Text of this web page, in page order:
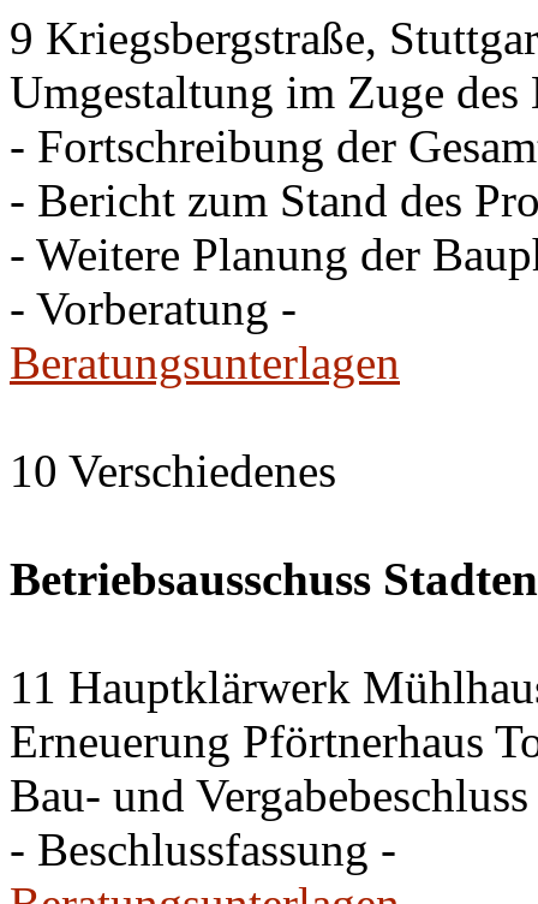
9 Kriegsbergstraße,
Umgestaltung im Zuge
- Fortschreibung der
- Bericht zum Stand des
- Weitere Planung der
- Vorberatung -
Beratungsunterlagen
10 Verschiedenes
Betriebsausschuss
11 Hauptklärwerk
Erneuerung Pförtnerhaus
Bau- und Vergabebeschluss
- Beschlussfassung -